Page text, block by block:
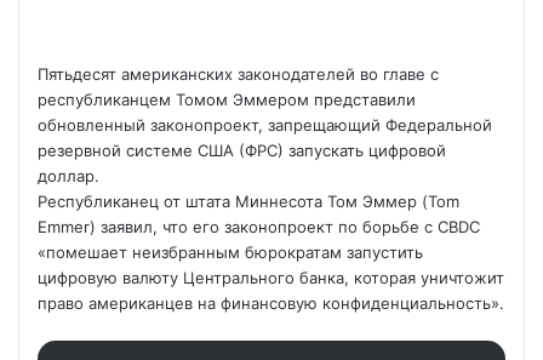
Пятьдесят американских законодателей во главе с
республиканцем Томом Эммером представили
обновленный законопроект, запрещающий Федеральной
резервной системе США (ФРС) запускать цифровой
доллар.
Республиканец от штата Миннесота Том Эммер (Tom
Emmer) заявил, что его законопроект по борьбе с CBDC
«помешает неизбранным бюрократам запустить
цифровую валюту Центрального банка, которая уничтожит
право американцев на финансовую конфиденциальность».